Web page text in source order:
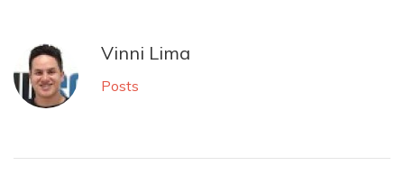
Vinni Lima
Posts